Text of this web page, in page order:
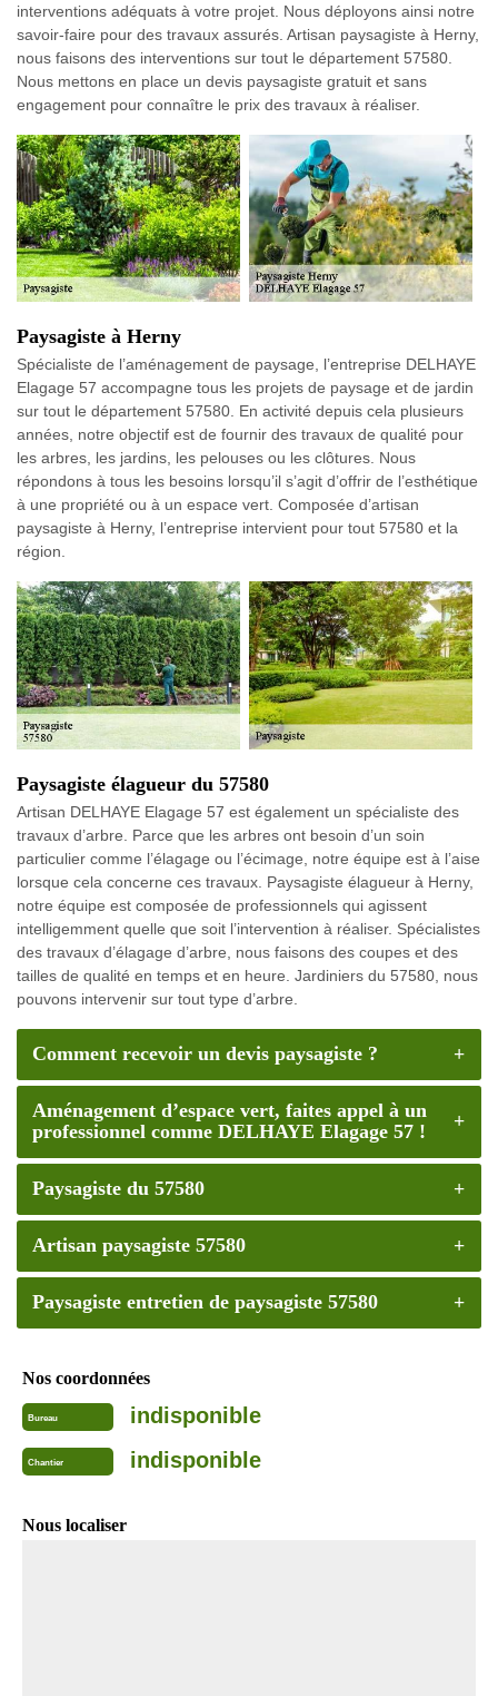
interventions adéquats à votre projet. Nous déployons ainsi notre
savoir-faire pour des travaux assurés. Artisan paysagiste à Herny,
nous faisons des interventions sur tout le département 57580.
Nous mettons en place un devis paysagiste gratuit et sans
engagement pour connaître le prix des travaux à réaliser.
Paysagiste à Herny
Spécialiste de l’aménagement de paysage, l’entreprise DELHAYE
Elagage 57 accompagne tous les projets de paysage et de jardin
sur tout le département 57580. En activité depuis cela plusieurs
années, notre objectif est de fournir des travaux de qualité pour
les arbres, les jardins, les pelouses ou les clôtures. Nous
répondons à tous les besoins lorsqu’il s’agit d’offrir de l’esthétique
à une propriété ou à un espace vert. Composée d’artisan
paysagiste à Herny, l’entreprise intervient pour tout 57580 et la
région.
Paysagiste élagueur du 57580
Artisan DELHAYE Elagage 57 est également un spécialiste des
travaux d’arbre. Parce que les arbres ont besoin d’un soin
particulier comme l’élagage ou l’écimage, notre équipe est à l’aise
lorsque cela concerne ces travaux. Paysagiste élagueur à Herny,
notre équipe est composée de professionnels qui agissent
intelligemment quelle que soit l’intervention à réaliser. Spécialistes
des travaux d’élagage d’arbre, nous faisons des coupes et des
tailles de qualité en temps et en heure. Jardiniers du 57580, nous
pouvons intervenir sur tout type d’arbre.
Comment recevoir un devis paysagiste ?
Aménagement d’espace vert, faites appel à un
professionnel comme DELHAYE Elagage 57 !
Paysagiste du 57580
Artisan paysagiste 57580
Paysagiste entretien de paysagiste 57580
Nos coordonnées
Bureau indisponible
Chantier indisponible
Nous localiser